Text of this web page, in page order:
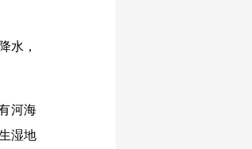
水，
河海
湿地